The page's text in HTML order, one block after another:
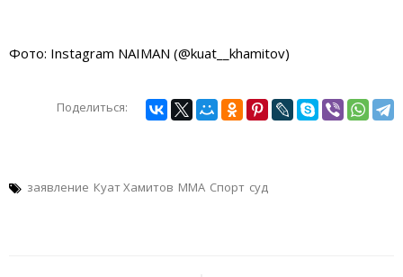
Фото: Instagram NAIMAN (@kuat__khamitov)
Поделиться:
заявление Куат Хамитов ММА Спорт суд